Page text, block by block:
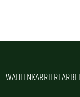
WAHLENKARRIERE